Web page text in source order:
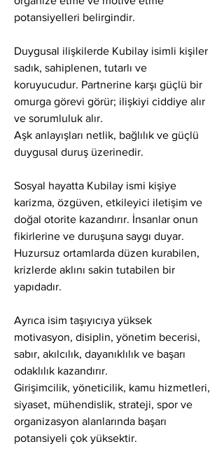
potansiyelleri belirgindir.
Duygusal ilişkilerde Kubilay isimli kişiler
sadık, sahiplenen, tutarlı ve
koruyucudur. Partnerine karşı güçlü bir
omurga görevi görür; ilişkiyi ciddiye alır
ve sorumluluk alır.
Aşk anlayışları netlik, bağlılık ve güçlü
duygusal duruş üzerinedir.
Sosyal hayatta Kubilay ismi kişiye
karizma, özgüven, etkileyici iletişim ve
doğal otorite kazandırır. İnsanlar onun
fikirlerine ve duruşuna saygı duyar.
Huzursuz ortamlarda düzen kurabilen,
krizlerde aklını sakin tutabilen bir
yapıdadır.
Ayrıca isim taşıyıcıya yüksek
motivasyon, disiplin, yönetim becerisi,
sabır, akılcılık, dayanıklılık ve başarı
odaklılık kazandırır.
Girişimcilik, yöneticilik, kamu hizmetleri,
siyaset, mühendislik, strateji, spor ve
organizasyon alanlarında başarı
potansiyeli çok yüksektir.